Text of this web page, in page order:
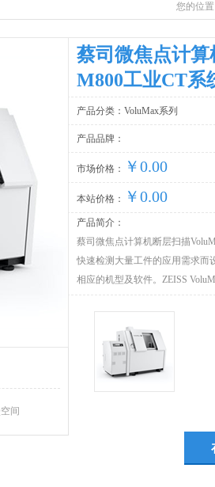
您的位置
间
蔡司微焦点计
M800工业CT系
产品分类：VoluMax系列
产品品牌：
市场价格： ￥0.00
本站价格： ￥0.00
产品简介：
蔡司微焦点计算机断层扫描
快速检测大量工件的应用需求而
相应的机型及软件。ZEISS